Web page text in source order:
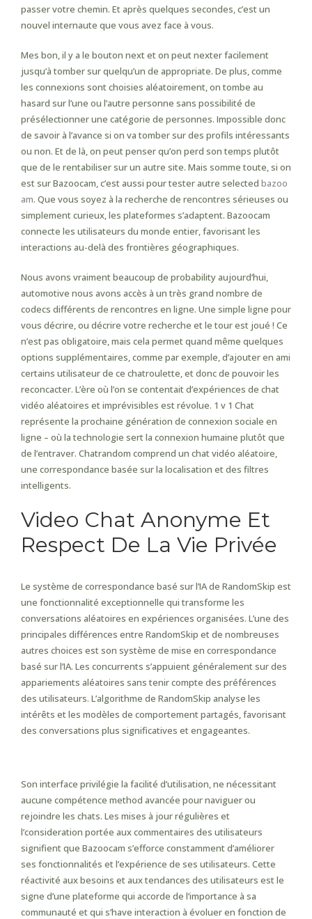
passer votre chemin. Et après quelques secondes, c’est un
nouvel internaute que vous avez face à vous.
Mes bon, il y a le bouton next et on peut nexter facilement
jusqu’à tomber sur quelqu’un de appropriate. De plus, comme
les connexions sont choisies aléatoirement, on tombe au
hasard sur l’une ou l’autre personne sans possibilité de
présélectionner une catégorie de personnes. Impossible donc
de savoir à l’avance si on va tomber sur des profils intéressants
ou non. Et de là, on peut penser qu’on perd son temps plutôt
que de le rentabiliser sur un autre site. Mais somme toute, si on
est sur Bazoocam, c’est aussi pour tester autre selected bazoo
am. Que vous soyez à la recherche de rencontres sérieuses ou
simplement curieux, les plateformes s’adaptent. Bazoocam
connecte les utilisateurs du monde entier, favorisant les
interactions au-delà des frontières géographiques.
Nous avons vraiment beaucoup de probability aujourd’hui,
automotive nous avons accès à un très grand nombre de
codecs différents de rencontres en ligne. Une simple ligne pour
vous décrire, ou décrire votre recherche et le tour est joué ! Ce
n’est pas obligatoire, mais cela permet quand même quelques
options supplémentaires, comme par exemple, d’ajouter en ami
certains utilisateur de ce chatroulette, et donc de pouvoir les
reconcacter. L’ère où l’on se contentait d’expériences de chat
vidéo aléatoires et imprévisibles est révolue. 1 v 1 Chat
représente la prochaine génération de connexion sociale en
ligne – où la technologie sert la connexion humaine plutôt que
de l’entraver. Chatrandom comprend un chat vidéo aléatoire,
une correspondance basée sur la localisation et des filtres
intelligents.
Video Chat Anonyme Et
Respect De La Vie Privée
Le système de correspondance basé sur l’IA de RandomSkip est
une fonctionnalité exceptionnelle qui transforme les
conversations aléatoires en expériences organisées. L’une des
principales différences entre RandomSkip et de nombreuses
autres choices est son système de mise en correspondance
basé sur l’IA. Les concurrents s’appuient généralement sur des
appariements aléatoires sans tenir compte des préférences
des utilisateurs. L’algorithme de RandomSkip analyse les
intérêts et les modèles de comportement partagés, favorisant
des conversations plus significatives et engageantes.
Son interface privilégie la facilité d’utilisation, ne nécessitant
aucune compétence method avancée pour naviguer ou
rejoindre les chats. Les mises à jour régulières et
l’consideration portée aux commentaires des utilisateurs
signifient que Bazoocam s’efforce constamment d’améliorer
ses fonctionnalités et l’expérience de ses utilisateurs. Cette
réactivité aux besoins et aux tendances des utilisateurs est le
signe d’une plateforme qui accorde de l’importance à sa
communauté et qui s’have interaction à évoluer en fonction de